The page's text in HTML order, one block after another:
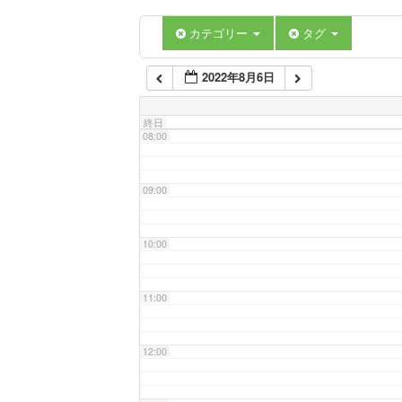
カテゴリー タグ
2022年8月6日
終日
07:00
08:00
09:00
10:00
11:00
12:00